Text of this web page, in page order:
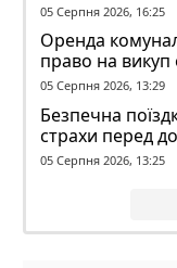
05 Серпня 2026, 16:25
Оренда
право на викуп
05 Серпня 2026, 13:29
Безпечна
страхи перед
05 Серпня 2026, 13:25